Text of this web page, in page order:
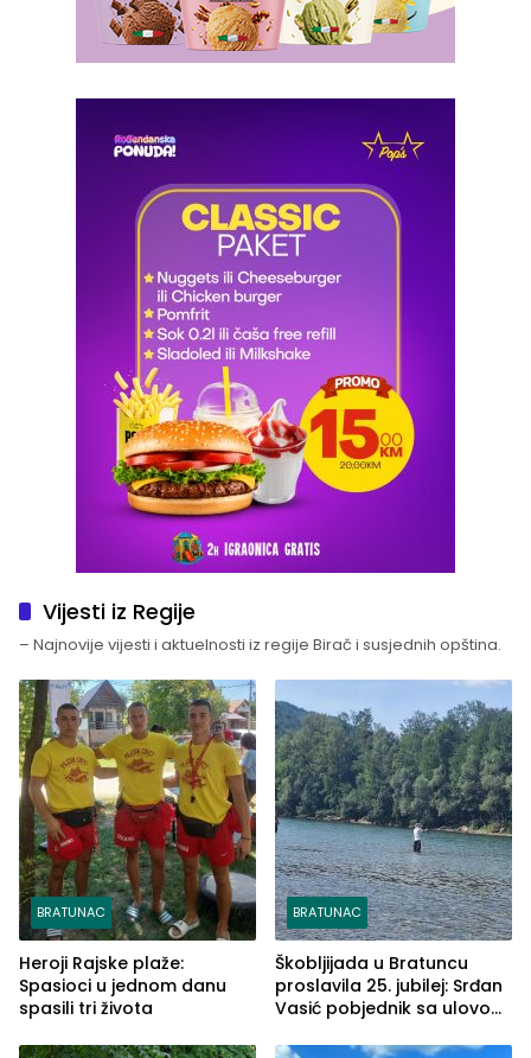
Vijesti iz Regije
– Najnovije vijesti i aktuelnosti iz regije Birač i susjednih opština.
BRATUNAC
Heroji Rajske plaže:
Spasioci u jednom danu
spasili tri života
BRATUNAC
Škobljijada u Bratuncu
proslavila 25. jubilej: Srđan
Vasić pobjednik sa ulovom